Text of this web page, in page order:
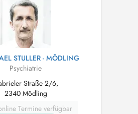
STULLER - MÖDLING
Psychiatrie
Straße 2/6,
2340 Mödling
Termine verfügbar